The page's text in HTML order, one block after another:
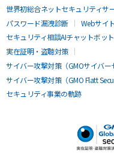
世界初総合ネットセキュリティサ
パスワード漏洩診断
Webサイ
セキュリティ相談AIチャットボット
実在証明・盗聴対策
サイバー攻撃対策（GMOサイバー
サイバー攻撃対策（GMO Flatt
セキュリティ事業の軌跡